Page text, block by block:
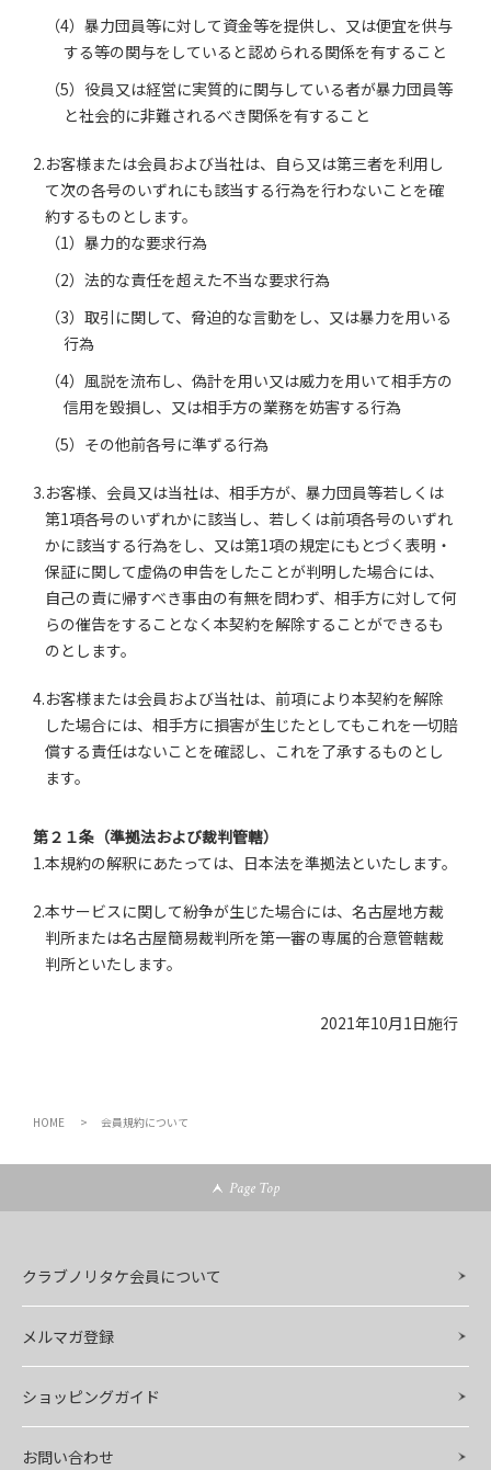
（4）暴力団員等に対して資金等を提供し、又は便宜を供与
する等の関与をしていると認められる関係を有すること
（5）役員又は経営に実質的に関与している者が暴力団員等
と社会的に非難されるべき関係を有すること
2.お客様または会員および当社は、自ら又は第三者を利用し
て次の各号のいずれにも該当する行為を行わないことを確
約するものとします。
（1）暴力的な要求行為
（2）法的な責任を超えた不当な要求行為
（3）取引に関して、脅迫的な言動をし、又は暴力を用いる
行為
（4）風説を流布し、偽計を用い又は威力を用いて相手方の
信用を毀損し、又は相手方の業務を妨害する行為
（5）その他前各号に準ずる行為
3.お客様、会員又は当社は、相手方が、暴力団員等若しくは
第1項各号のいずれかに該当し、若しくは前項各号のいずれ
かに該当する行為をし、又は第1項の規定にもとづく表明・
保証に関して虚偽の申告をしたことが判明した場合には、
自己の責に帰すべき事由の有無を問わず、相手方に対して何
らの催告をすることなく本契約を解除することができるも
のとします。
4.お客様または会員および当社は、前項により本契約を解除
した場合には、相手方に損害が生じたとしてもこれを一切賠
償する責任はないことを確認し、これを了承するものとし
ます。
第２１条（準拠法および裁判管轄）
1.本規約の解釈にあたっては、日本法を準拠法といたします。
2.本サービスに関して紛争が生じた場合には、名古屋地方裁
判所または名古屋簡易裁判所を第一審の専属的合意管轄裁
判所といたします。
2021年10月1日施行
HOME 会員規約について
Page Top
クラブノリタケ会員について
メルマガ登録
ショッピングガイド
お問い合わせ